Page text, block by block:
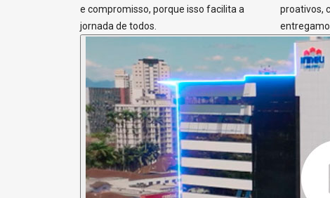
e compromisso, porque isso facilita a
jornada de todos.
proativos,
Vídeo